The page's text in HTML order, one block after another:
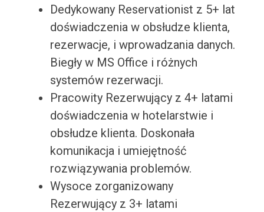
Dedykowany Reservationist z 5+ lat
doświadczenia w obsłudze klienta,
rezerwacje, i wprowadzania danych.
Biegły w MS Office i różnych
systemów rezerwacji.
Pracowity Rezerwujący z 4+ latami
doświadczenia w hotelarstwie i
obsłudze klienta. Doskonała
komunikacja i umiejętność
rozwiązywania problemów.
Wysoce zorganizowany
Rezerwujący z 3+ latami